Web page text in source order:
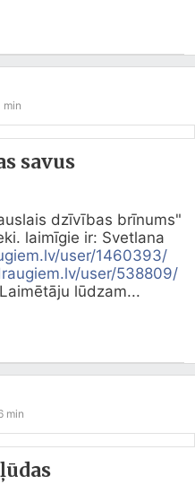
min
savus
dzīvības brīnums"
laimīgie ir: Svetlana
user/1460393/
user/538809/
lūdzam...
min